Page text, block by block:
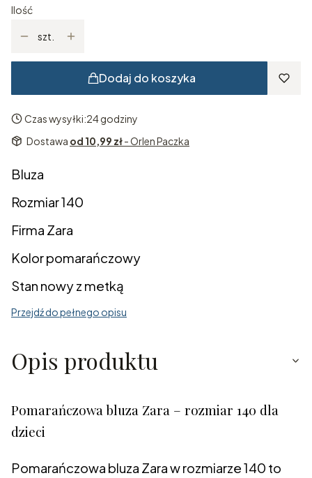
Ilość
szt.
Dodaj do koszyka
Czas wysyłki:24 godziny
Dostawa od 10,99 zł- Orlen Paczka
Bluza
Rozmiar 140
Firma Zara
Kolor pomarańczowy
Stan nowy z metką
Przejdź do pełnego opisu
Opis produktu
Pomarańczowa bluza Zara – rozmiar 140 dla
dzieci
Pomarańczowa bluza Zara w rozmiarze 140 to